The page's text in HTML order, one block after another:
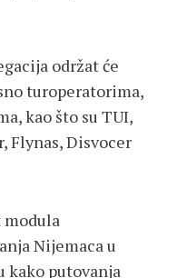
održat će
turoperatorima,
kao što su TUI,
Flynas, Disvocer
modula
Nijemaca u
kako putovanja